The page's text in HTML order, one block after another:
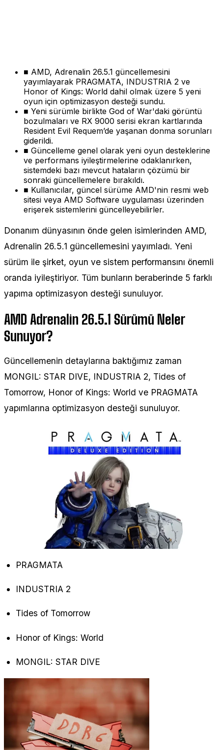
■ AMD, Adrenalin 26.5.1 güncellemesini
yayımlayarak PRAGMATA, INDUSTRIA 2 ve
Honor of Kings: World dahil olmak üzere 5 yeni
oyun için optimizasyon desteği sundu.
■ Yeni sürümle birlikte God of War'daki görüntü
bozulmaları ve RX 9000 serisi ekran kartlarında
Resident Evil Requem’de yaşanan donma sorunları
giderildi.
■ Güncelleme genel olarak yeni oyun desteklerine
ve performans iyileştirmelerine odaklanırken,
sistemdeki bazı mevcut hataların çözümü bir
sonraki güncellemelere bırakıldı.
■ Kullanıcılar, güncel sürüme AMD'nin resmi web
sitesi veya AMD Software uygulaması üzerinden
erişerek sistemlerini güncelleyebilirler.
Donanım dünyasının önde gelen isimlerinden AMD,
Adrenalin 26.5.1 güncellemesini yayımladı. Yeni
sürüm ile şirket, oyun ve sistem performansını önemli
oranda iyileştiriyor. Tüm bunların beraberinde 5 farklı
yapıma optimizasyon desteği sunuluyor.
AMD Adrenalin 26.5.1 Sürümü Neler
Sunuyor?
Güncellemenin detaylarına baktığımız zaman
MONGIL: STAR DIVE, INDUSTRIA 2, Tides of
Tomorrow, Honor of Kings: World ve PRAGMATA
yapımlarına optimizasyon desteği sunuluyor.
PRAGMATA
INDUSTRIA 2
Tides of Tomorrow
Honor of Kings: World
MONGIL: STAR DIVE